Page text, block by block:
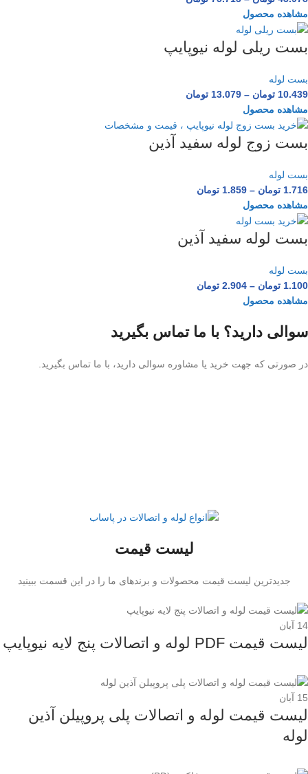
مشاهده محصول
بست ریلی لوله نیوپایپ
بست لوله
10.439 تومان –
13.079 تومان
مشاهده محصول
بست زوج لوله سفید آذین
بست لوله
1.716 تومان –
1.859 تومان
مشاهده محصول
بست لوله سفید آذین
بست لوله
1.100 تومان –
2.904 تومان
مشاهده محصول
سوالی دارید؟ با ما تماس بگیرید
در صورتی که جهت خرید یا مشاوره سوالی دارید، با ما تماس بگیرید.
لیست قیمت
جدیدترین لیست قیمت محصولات و برندهای ما را در این قسمت ببینید
14 آبان
لیست قیمت PDF لوله و اتصالات پنج لایه نیوپایپ
15 آبان
لیست قیمت لوله و اتصالات پلی پروپیلن آذین
لوله